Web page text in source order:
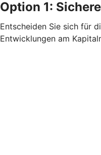
Option 1:
Entscheiden Sie sich für
Entwicklungen am